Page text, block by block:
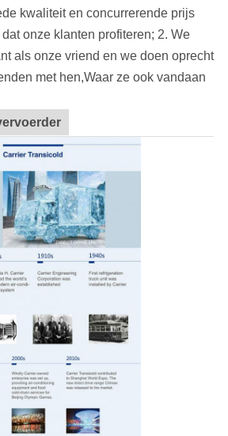
kwaliteit en concurrerende prijs
onze klanten profiteren; 2. We
als onze vriend en we doen oprecht
met hen,Waar ze ook vandaan